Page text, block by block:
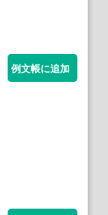
例文帳に追加